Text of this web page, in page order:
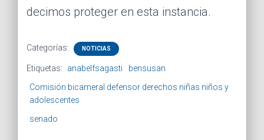
decimos proteger en esta instancia.
Categorías: NOTICIAS
Etiquetas: anabelfsagasti
bensusan
Comisión bicameral defensor derechos niñas niños y
adolescentes
senado